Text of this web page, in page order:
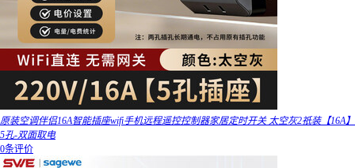
原装空调伴侣16A智能插座wifi手机远程遥控控制器家居定时开关 太空灰2祇装【16A】
5孔-双面取电
0条评价